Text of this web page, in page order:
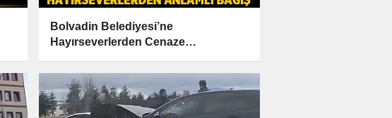
Bolvadin Belediyesi’ne
Hayırseverlerden Cenaze